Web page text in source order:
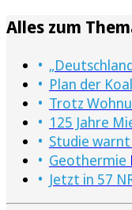
Alles zum
Plan der
Trotz
125 Jahre
Studie
Geothermie
Jetzt in 57